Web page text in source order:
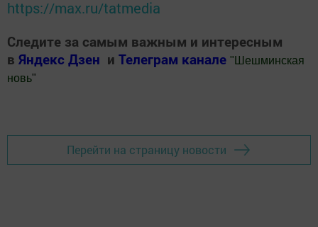
https://max.ru/tatmedia
Следите за самым важным и интересным
в Яндекс Дзен и Телеграм канале " Шешминская
новь"
Перейти на страницу новости